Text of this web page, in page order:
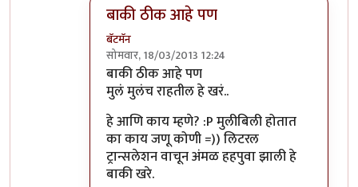
बाकी ठीक आहे पण
बॅटमॅन
सोमवार, 18/03/2013 12:24
In reply toऑ.. मी इतकी सपशेल माघार
बाकी ठीक आहे पण
मुलं मुलंच राहतील हे खरं..
हे आणि काय म्हणे? :P मुलीबिली होतात
का काय जणू कोणी =)) लिटरल
ट्रान्सलेशन वाचून अंमळ हहपुवा झाली हे
बाकी खरे.